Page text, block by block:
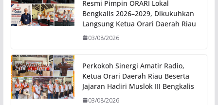
Resmi Pimpin ORARI Lokal
Bengkalis 2026–2029, Dikukuhkan
Langsung Ketua Orari Daerah Riau
03/08/2026
Perkokoh Sinergi Amatir Radio,
Ketua Orari Daerah Riau Beserta
Jajaran Hadiri Muslok III Bengkalis
03/08/2026